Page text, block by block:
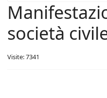
società
Visite: 7341